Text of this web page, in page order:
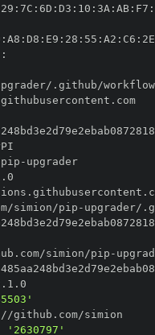
29 : 7C : 6D : D3 : 10 : 3A : AB: F7 :
: A8 : D8 : E9 : 28 : 55 : A2 : C6 : 2E
:
//token.actions.githubusercontent.com
-
upgrader
simion/pip -
simion/pip -
'2630797'